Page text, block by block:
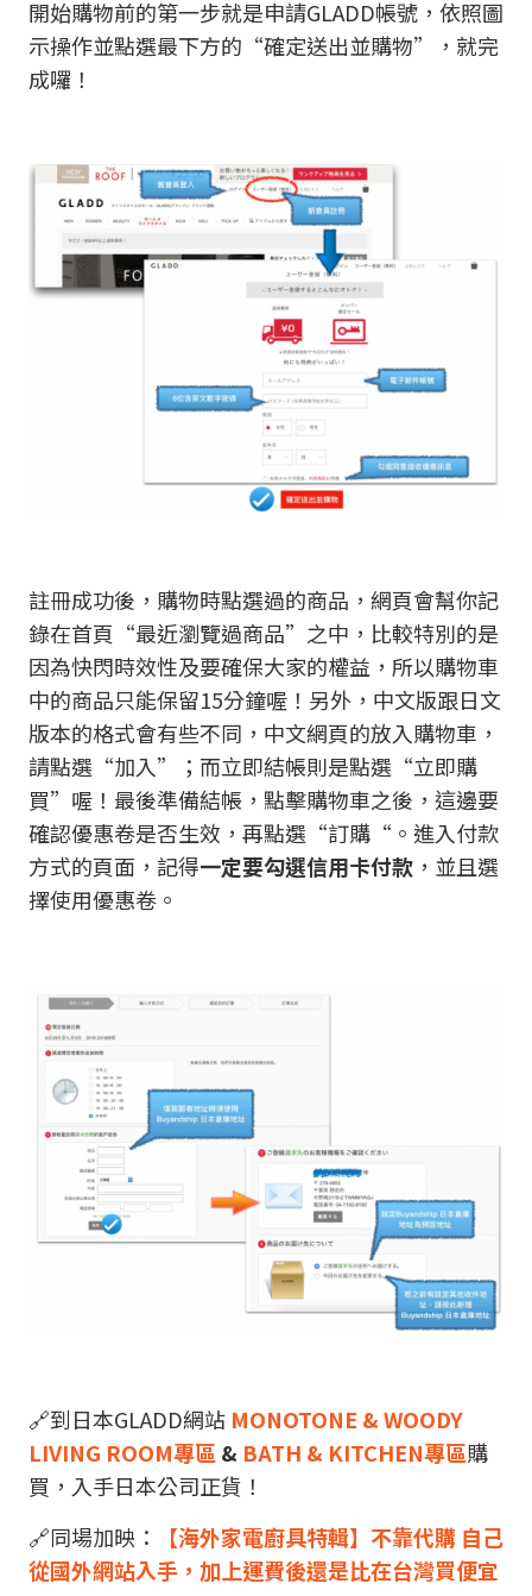
開始購物前的第一步就是申請GLADD帳號，依照圖
示操作並點選最下方的“確定送出並購物”，就完
成囉！
註冊成功後，購物時點選過的商品，網頁會幫你記
錄在首頁“最近瀏覽過商品”之中，比較特別的是
因為快閃時效性及要確保大家的權益，所以購物車
中的商品只能保留15分鐘喔！另外，中文版跟日文
版本的格式會有些不同，中文網頁的放入購物車，
請點選“加入”；而立即結帳則是點選“立即購
買”喔！最後準備結帳，點擊購物車之後，這邊要
確認優惠卷是否生效，再點選“訂購“。進入付款
方式的頁面，記得一定要勾選信用卡付款 ，並且選
擇使用優惠卷。
🔗到日本GLADD網站 MONOTONE & WOODY
LIVING ROOM專區 & BATH & KITCHEN專區購
買，入手日本公司正貨！
🔗同場加映：
【海外家電廚具特輯】不靠代購 自己
從國外網站入手，加上運費後還是比在台灣買便宜